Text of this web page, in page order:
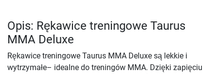
Opis: Rękawice treningowe Taurus
MMA Deluxe
Rękawice treningowe Taurus MMA Deluxe są lekkie i
wytrzymałe– idealne do treningów MMA. Dzięki zapięciu